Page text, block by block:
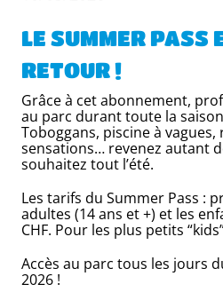
LE SUMMER PASS
RETOUR !
Grâce à cet abonnement,
au parc durant toute la
Toboggans, piscine à
sensations… revenez autant
souhaitez tout l’été.
Les tarifs du Summer Pass :
adultes (14 ans et +) et les
CHF. Pour les plus petits
Accès au parc tous les jours
2026 !